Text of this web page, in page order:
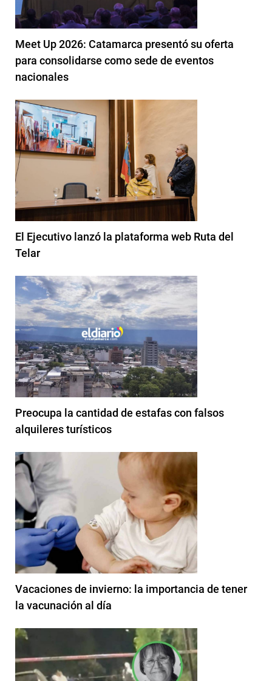
Meet Up 2026: Catamarca presentó su oferta
para consolidarse como sede de eventos
nacionales
El Ejecutivo lanzó la plataforma web Ruta del
Telar
Preocupa la cantidad de estafas con falsos
alquileres turísticos
Vacaciones de invierno: la importancia de tener
la vacunación al día